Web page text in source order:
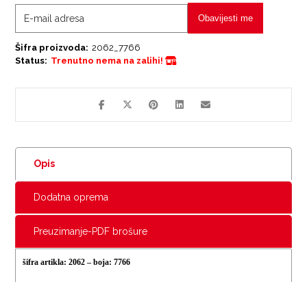
Obavijesti me
Šifra proizvoda: 2062_7766
Status: Trenutno nema na zalihi!
Opis
Dodatna oprema
Preuzimanje-PDF brošure
šifra artikla: 2062 –boja: 7766